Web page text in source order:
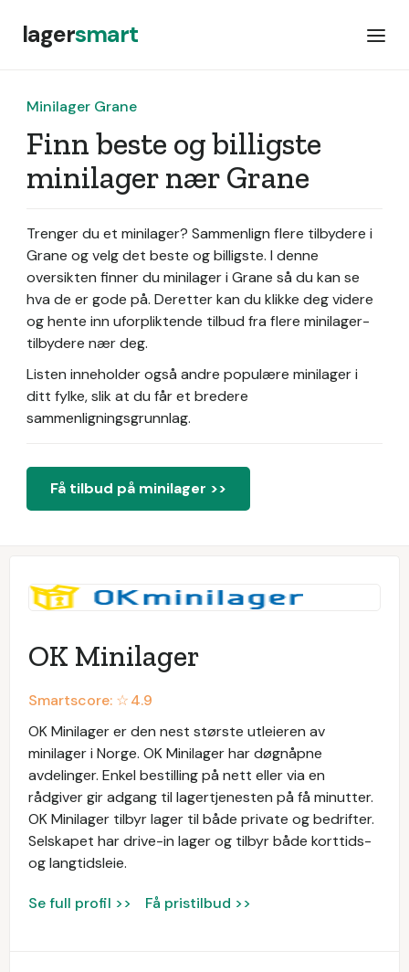
lagersmart
Minilager Grane
Finn beste og billigste
minilager nær Grane
Trenger du et minilager? Sammenlign flere tilbydere i
Grane og velg det beste og billigste. I denne
oversikten finner du minilager i Grane så du kan se
hva de er gode på. Deretter kan du klikke deg videre
og hente inn uforpliktende tilbud fra flere minilager-
tilbydere nær deg.
Listen inneholder også andre populære minilager i
ditt fylke, slik at du får et bredere
sammenligningsgrunnlag.
Få tilbud på minilager >>
OK Minilager
Smartscore: ☆4.9
OK Minilager er den nest største utleieren av
minilager i Norge. OK Minilager har døgnåpne
avdelinger. Enkel bestilling på nett eller via en
rådgiver gir adgang til lagertjenesten på få minutter.
OK Minilager tilbyr lager til både private og bedrifter.
Selskapet har drive-in lager og tilbyr både korttids-
og langtidsleie.
Se full profil >> Få pristilbud >>